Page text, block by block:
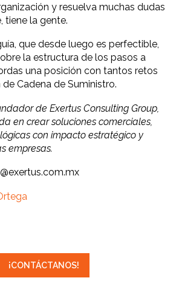
y resuelva muchas dudas
tiene la gente.
que desde luego es perfectible,
la estructura de los pasos a
una posición con tantos retos
Cadena de Suministro.
de Exertus Consulting Group,
en crear soluciones comerciales,
con impacto estratégico y
empresas.
¡CONTÁCTANOS!